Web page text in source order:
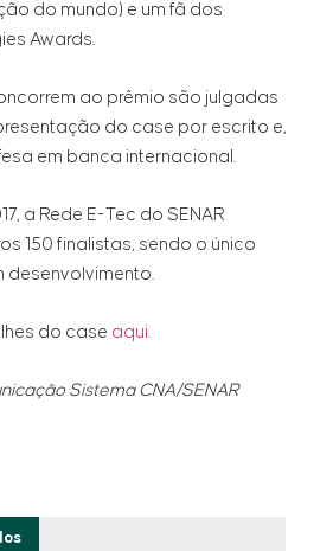
do mundo) e um fã dos
Awards.
ao prêmio são julgadas
do case por escrito e,
em banca internacional.
a Rede E-Tec do SENAR
150 finalistas, sendo o único
desenvolvimento.
do case aqui.
Sistema CNA/SENAR